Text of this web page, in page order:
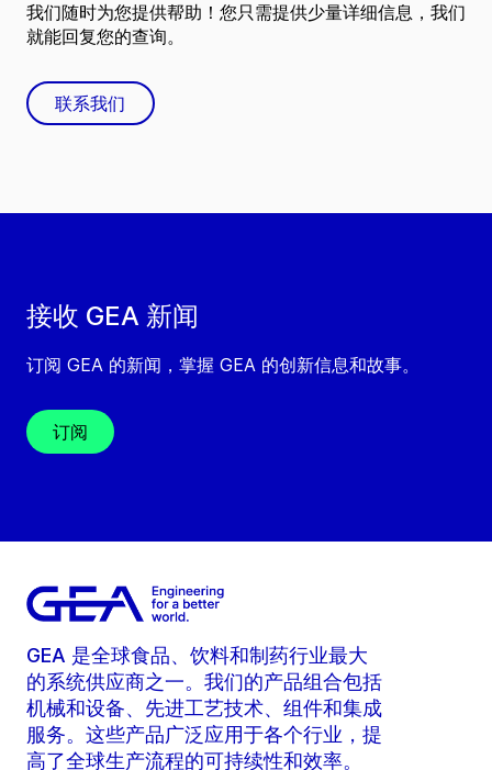
接收 GEA 新闻
订阅 GEA 的新闻，掌握 GEA 的创新信息和故事。
订阅
我们随时为您提供帮助！您只需提供少量详细信息，我们
就能回复您的查询。
联系我们
GEA 是全球食品、饮料和制药行业最大
的系统供应商之一。我们的产品组合包括
机械和设备、先进工艺技术、组件和集成
服务。这些产品广泛应用于各个行业，提
高了全球生产流程的可持续性和效率。